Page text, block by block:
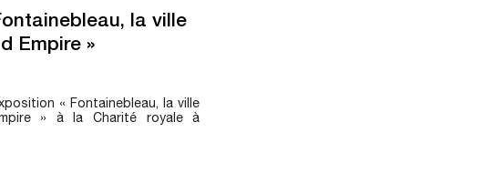
la ville
Empire »
« Fontainebleau, la ville
» à la Charité royale à